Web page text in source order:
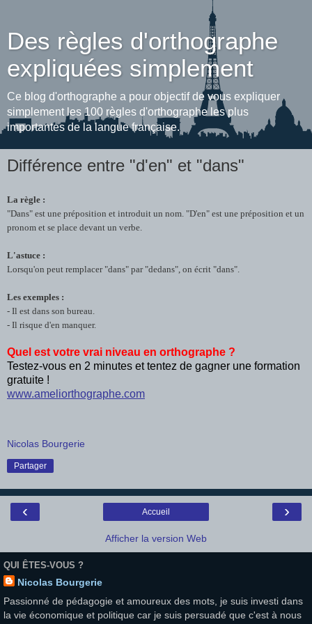
Des règles d'orthographe
expliquées simplement
Ce blog d'orthographe a pour objectif de vous expliquer
simplement les 100 règles d'orthographe les plus
importantes de la langue française.
Différence entre "d'en" et "dans"
La règle :
"Dans" est une préposition et introduit un nom. "D'en" est une préposition et un
pronom et se place devant un verbe.
L'astuce :
Lorsqu'on peut remplacer "dans" par "dedans", on écrit "dans".
Les exemples :
- Il est dans son bureau.
- Il risque d'en manquer.
Quel est votre vrai niveau en orthographe ?
Testez-vous en 2 minutes et tentez de gagner une formation
gratuite !
www.ameliorthographe.com
Nicolas Bourgerie
Partager
‹ ›
Accueil
Afficher la version Web
QUI ÊTES-VOUS ?
Nicolas Bourgerie
Passionné de pédagogie et amoureux des mots, je suis investi dans
la vie économique et politique car je suis persuadé que c'est à nous